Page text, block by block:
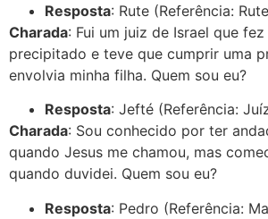
Resposta: Rute (Referência:
Charada: Fui um juiz de Israel que
precipitado e teve que cumprir uma
envolvia minha filha. Quem sou eu?
Resposta: Jefté (Referência:
Charada: Sou conhecido por ter
quando Jesus me chamou, mas
quando duvidei. Quem sou eu?
Resposta: Pedro (Referência: